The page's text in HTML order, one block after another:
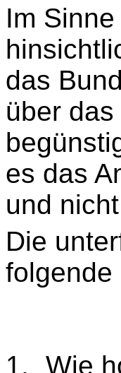
Im
das
über
es das
und
Die
folgende
1. Wie